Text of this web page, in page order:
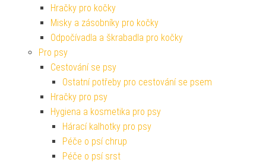
Hračky pro kočky
Misky a zásobníky pro kočky
Odpočívadla a škrabadla pro kočky
Pro psy
Cestování se psy
Ostatní potřeby pro cestování se psem
Hračky pro psy
Hygiena a kosmetika pro psy
Hárací kalhotky pro psy
Péče o psí chrup
Péče o psí srst